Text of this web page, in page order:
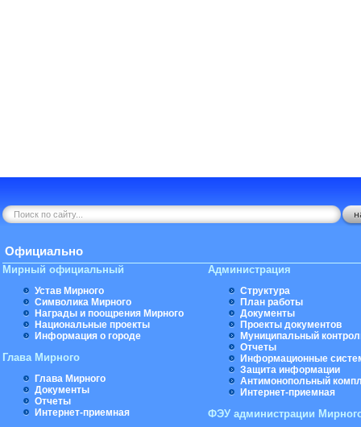
Официально
Мирный официальный
Устав Мирного
Символика Мирного
Награды и поощрения Мирного
Национальные проекты
Информация о городе
Глава Мирного
Глава Мирного
Документы
Отчеты
Интернет-приемная
Администрация
Структура
План работы
Документы
Проекты документов
Муниципальный
Отчеты
Информационные
Защита информации
Антимонопольный
Интернет-приемная
ФЭУ администрации